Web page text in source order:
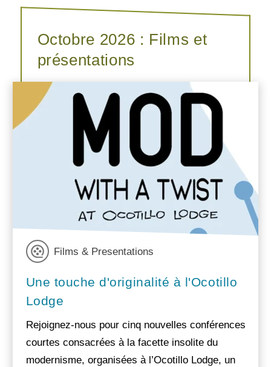
Octobre 2026 : Films et
présentations
Films & Presentations
Une touche d'originalité à l'Ocotillo
Lodge
Rejoignez-nous pour cinq nouvelles conférences
courtes consacrées à la facette insolite du
modernisme, organisées à l’Ocotillo Lodge, un